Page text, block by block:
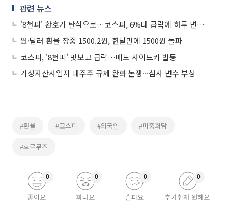
관련 뉴스
'8천피' 환호가 탄식으로…코스피, 6%대 급락에 하루 변동성 역대 '최대'
원·달러 환율 장중 1500.2원, 한달만에 1500원 돌파
코스피, '8천피' 맛보고 급락…매도 사이드카 발동
가상자산사업자 대주주 규제 완화 논쟁∙∙∙심사 변수 부상
#환율 #코스피 #외국인 #미중회담
#호르무즈
좋아요
0
화나요
0
슬퍼요
0
추가취재 원해요
0